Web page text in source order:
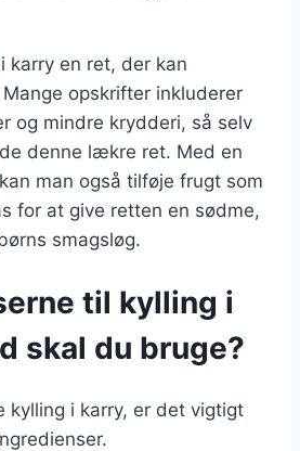
karry en ret, der kan
opskrifter inkluderer
og mindre krydderi, så selv
denne lækre ret. Med en
man også tilføje frugt som
for at give retten en sødme,
smagsløg.
til kylling i
skal du bruge?
kylling i karry, er det vigtigt